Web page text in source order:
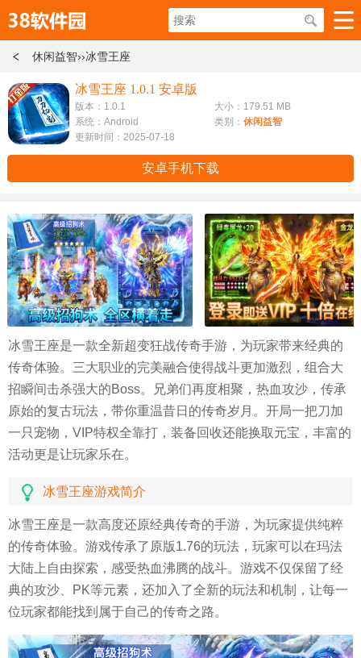
休闲益智››冰雪王座
冰雪王座 1.0.1 安卓版
版本：1.0.1
大小：179.51 MB
系统：Android
类别： 休闲益智
更新时间：2025-07-18
安卓手机下载
冰雪王座是一款全新超变狂战传奇手游，为玩家带来经典的
传奇体验。三大职业的完美融合使得战斗更加激烈，组合大
招瞬间击杀强大的Boss。兄弟们再度相聚，热血攻沙，传承
原始的复古玩法，带你重温昔日的传奇岁月。开局一把刀加
一只宠物，VIP特权全靠打，装备回收还能换取元宝，丰富的
活动更是让玩家乐在。
冰雪王座游戏简介
冰雪王座是一款高度还原经典传奇的手游，为玩家提供纯粹
的传奇体验。游戏传承了原版1.76的玩法，玩家可以在玛法
大陆上自由探索，感受热血沸腾的战斗。游戏不仅保留了经
典的攻沙、PK等元素，还加入了全新的玩法和机制，让每一
位玩家都能找到属于自己的传奇之路。